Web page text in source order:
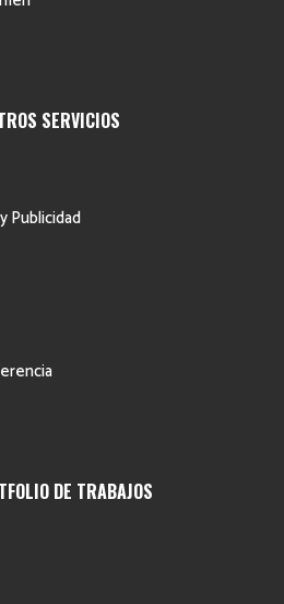
SERVICIOS
Publicidad
DE TRABAJOS